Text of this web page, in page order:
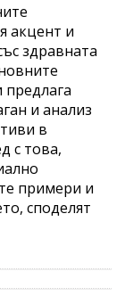
акцент и
здравната
и анализ
в
с това,
примери и
споделят